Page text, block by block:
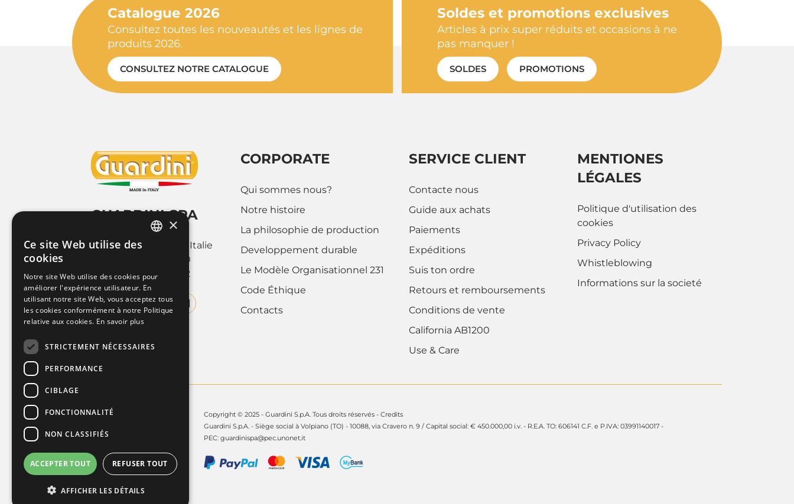
Catalogue 2026
Consultez toutes les nouveautés et les lignes de
produits 2026.
CONSULTEZ NOTRE CATALOGUE
Soldes et promotions exclusives
Articles à prix super réduits et occasions à ne
pas manquer !
SOLDES PROMOTIONS
GUARDINI SPA
Via Cravero 9
10088 Volpiano (Torino), Italie
Tel. +39 011.9952890
Fax +39 011.9952142
CORPORATE
Qui sommes nous?
Notre histoire
La philosophie de production
Developpement durable
Le Modèle Organisationnel 231
Code Éthique
Contacts
SERVICE CLIENT
Contacte nous
Guide aux achats
Paiements
Expéditions
Suis ton ordre
Retours et remboursements
Conditions de vente
California AB1200
Use & Care
MENTIONES
LÉGALES
Politique d'utilisation des
cookies
Privacy Policy
Whistleblowing
Informations sur la societé
Copyright © 2025 - Guardini S.p.A. Tous droits réservés - Credits
Guardini S.p.A. - Siège social à Volpiano (TO) - 10088, via Cravero n. 9 / Capital social: € 450.000,00 i.v. - R.E.A. TO: 606141 C.F. e P.IVA: 03991140017 -
PEC: guardinispa@pec.unonet.it
×
Ce site Web utilise des
cookies
Notre site Web utilise des cookies pour
améliorer l'expérience utilisateur. En
utilisant notre site Web, vous acceptez tous
les cookies conformément à notre Politique
relative aux cookies. En savoir plus
STRICTEMENT NÉCESSAIRES
PERFORMANCE
CIBLAGE
FONCTIONNALITÉ
NON CLASSIFIÉS
ACCEPTER TOUT REFUSER TOUT
AFFICHER LES DÉTAILS